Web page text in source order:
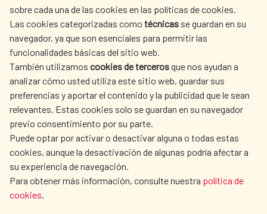
sobre cada una de las cookies en las políticas de cookies.
Las cookies categorizadas como técnicas se guardan en su
navegador, ya que son esenciales para permitir las
funcionalidades básicas del sitio web.
También utilizamos cookies de tercerosque nos ayudan a
analizar cómo usted utiliza este sitio web, guardar sus
preferencias y aportar el contenido y la publicidad que le sean
relevantes. Estas cookies solo se guardan en su navegador
previo consentimiento por su parte.
Puede optar por activar o desactivar alguna o todas estas
cookies, aunque la desactivación de algunas podría afectar a
su experiencia de navegación.
Para obtener más información, consulte nuestra política de
cookies.
AECID
WHERE DO WE COOPERATE?
SPANISH HUMANITARIAN
ACTION
PRESS ROOM
CULTURE AND SCIENCE LIBRARY
OUR SOCIAL MEDIA